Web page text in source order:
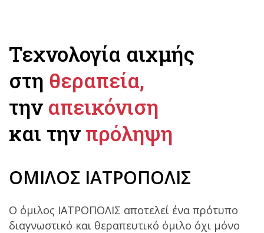
Τεχνολογία αιχμής
στη θεραπεία,
την απεικόνιση
και τηνπρόληψη
ΟΜΙΛΟΣ ΙΑΤΡΟΠΟΛΙΣ
Ο όμιλος ΙΑΤΡΟΠΟΛΙΣ αποτελεί ένα πρότυπο
διαγνωστικό και θεραπευτικό όμιλο όχι μόνο